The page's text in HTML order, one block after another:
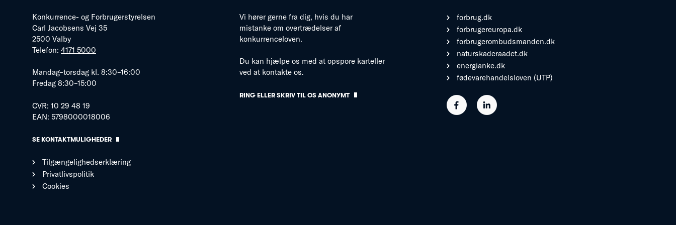
Konkurrence- og Forbrugerstyrelsen
Carl Jacobsens Vej 35
2500 Valby
Telefon: 4171 5000
Mandag–torsdag kl. 8:30–16:00
Fredag 8:30–15:00
CVR: 10 29 48 19
EAN: 5798000018006
SE KONTAKTMULIGHEDER
Tilgængelighedserklæring
Privatlivspolitik
Cookies
Vi hører gerne fra dig, hvis du har
mistanke om overtrædelser af
konkurrenceloven.
Du kan hjælpe os med at opspore karteller
ved at kontakte os.
RING ELLER SKRIV TIL OS ANONYMT
forbrug.dk
forbrugereuropa.dk
forbrugerombudsmanden.dk
naturskaderaadet.dk
energianke.dk
fødevarehandelsloven (UTP)